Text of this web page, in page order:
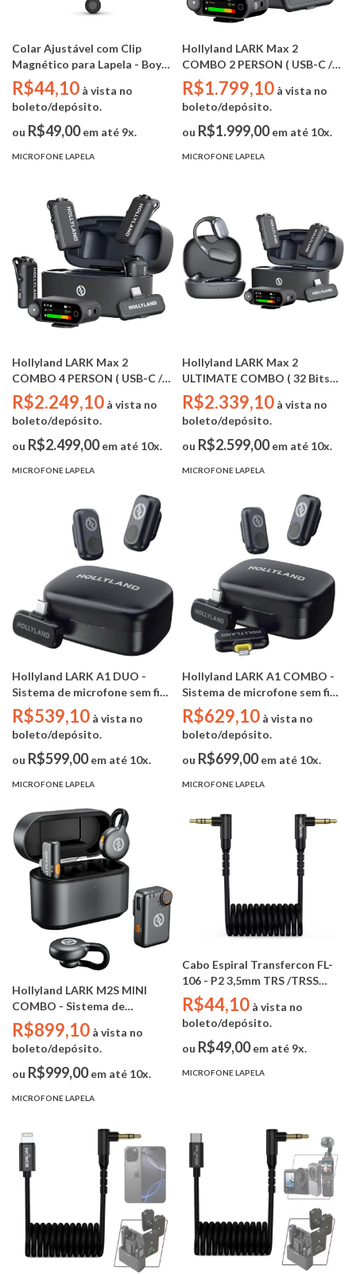
Colar Ajustável com Clip
Magnético para Lapela - Boya
Lanyad BY-C104
R$44,10 à vista no
boleto/depósito.
ou R$49,00em até 9x.
MICROFONE LAPELA
Hollyland LARK Max 2
COMBO 2 PERSON ( USB-C /
CAMERA - 2TX / 1RX)
R$1.799,10 à vista no
boleto/depósito.
ou R$1.999,00em até 10x.
MICROFONE LAPELA
Hollyland LARK Max 2
COMBO 4 PERSON ( USB-C /
CAMERA - 4TX / 1RX)
R$2.249,10 à vista no
boleto/depósito.
ou R$2.499,00em até 10x.
MICROFONE LAPELA
Hollyland LARK Max 2
ULTIMATE COMBO ( 32 Bits
Float / 48 kHz / 2.4 gHz / USB-
C / CAMERA - 2TX / 1RX /
Wireless Monitor Earphones)
R$2.339,10 à vista no
boleto/depósito.
ou R$2.599,00em até 10x.
MICROFONE LAPELA
Hollyland LARK A1 DUO -
Sistema de microfone sem fio
para 2 pessoas (USB-C RX)
R$539,10 à vista no
boleto/depósito.
ou R$599,00em até 10x.
MICROFONE LAPELA
Hollyland LARK A1 COMBO -
Sistema de microfone sem fio
para 2 pessoas (Lightning RX +
USB-C RX)
R$629,10 à vista no
boleto/depósito.
ou R$699,00em até 10x.
MICROFONE LAPELA
Hollyland LARK M2S MINI
COMBO - Sistema de
microfone sem fio para 2
pessoas (Camera RX + USB-C
RX)
R$899,10 à vista no
boleto/depósito.
ou R$999,00em até 10x.
MICROFONE LAPELA
Cabo Espiral Transfercon FL-
106 - P2 3,5mm TRS /TRSS
(MIcrofone para
Celular/Tablet)
R$44,10 à vista no
boleto/depósito.
ou R$49,00em até 9x.
MICROFONE LAPELA